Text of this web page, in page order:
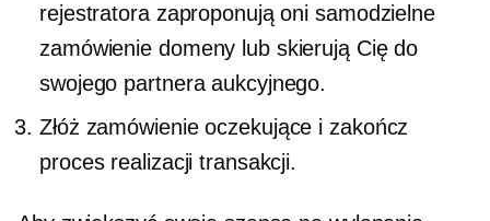
rejestratora zaproponują oni samodzielne
zamówienie domeny lub skierują Cię do
swojego partnera aukcyjnego.
Złóż zamówienie oczekujące i zakończ
proces realizacji transakcji.